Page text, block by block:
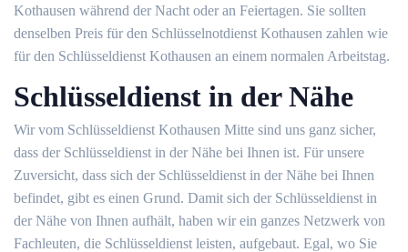
Kothausen während der Nacht oder an Feiertagen. Sie sollten
denselben Preis für den Schlüsselnotdienst Kothausen zahlen wie
für den Schlüsseldienst Kothausen an einem normalen Arbeitstag.
Schlüsseldienst in der Nähe
Wir vom Schlüsseldienst Kothausen Mitte sind uns ganz sicher,
dass der Schlüsseldienst in der Nähe bei Ihnen ist. Für unsere
Zuversicht, dass sich der Schlüsseldienst in der Nähe bei Ihnen
befindet, gibt es einen Grund. Damit sich der Schlüsseldienst in
der Nähe von Ihnen aufhält, haben wir ein ganzes Netzwerk von
Fachleuten, die Schlüsseldienst leisten, aufgebaut. Egal, wo Sie